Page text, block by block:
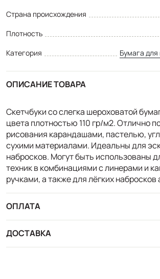
Страна происхождения
Плотность
Категория
Бумага для
ОПИСАНИЕ ТОВАРА
Скетчбуки со слегка шероховатой
цвета плотностью 110 гр/м2. Отлично
рисования карандашами, пастелью,
сухими материалами. Идеальны для
набросков. Могут быть использованы
техник в комбинациями с линерами и
ручками, а также для лёгких
ОПЛАТА
ДОСТАВКА